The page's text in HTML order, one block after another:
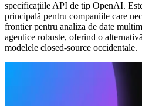
specificațiile API de tip OpenAI.
principală pentru companiile care
frontier pentru analiza de date
agentice robuste, oferind o
modelele closed-source occidentale.